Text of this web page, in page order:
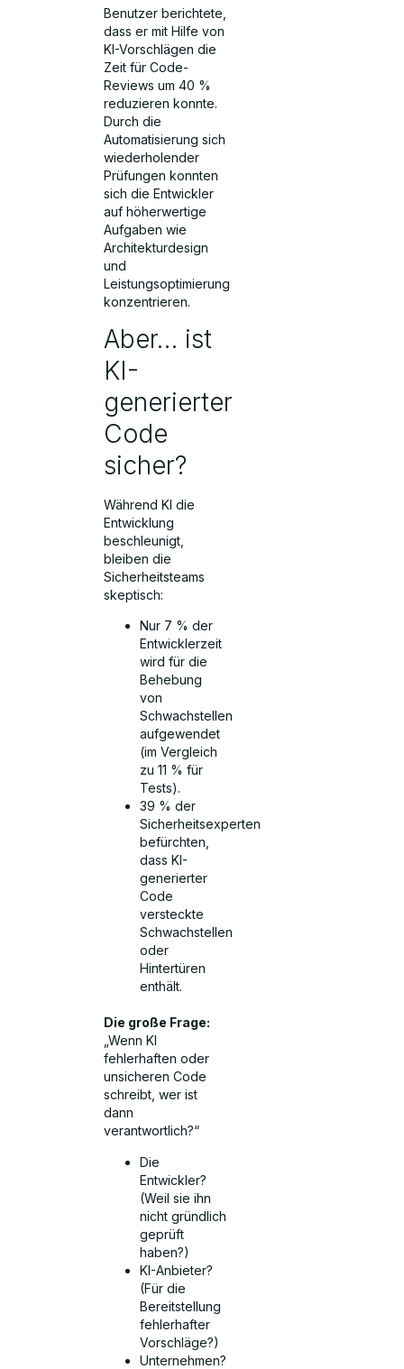
Benutzer berichtete,
dass er mit Hilfe von
KI-Vorschlägen die
Zeit für Code-
Reviews um 40 %
reduzieren konnte.
Durch die
Automatisierung sich
wiederholender
Prüfungen konnten
sich die Entwickler
auf höherwertige
Aufgaben wie
Architekturdesign
und
Leistungsoptimierung
konzentrieren.
Aber… ist
KI-
generierter
Code
sicher?
Während KI die
Entwicklung
beschleunigt,
bleiben die
Sicherheitsteams
skeptisch:
Nur 7 % der
Entwicklerzeit
wird für die
Behebung
von
Schwachstellen
aufgewendet
(im Vergleich
zu 11 % für
Tests).
39 % der
Sicherheitsexperten
befürchten,
dass KI-
generierter
Code
versteckte
Schwachstellen
oder
Hintertüren
enthält.
Die große Frage:
„Wenn KI
fehlerhaften oder
unsicheren Code
schreibt, wer ist
dann
verantwortlich?“
Die
Entwickler?
(Weil sie ihn
nicht gründlich
geprüft
haben?)
KI-Anbieter?
(Für die
Bereitstellung
fehlerhafter
Vorschläge?)
Unternehmen?